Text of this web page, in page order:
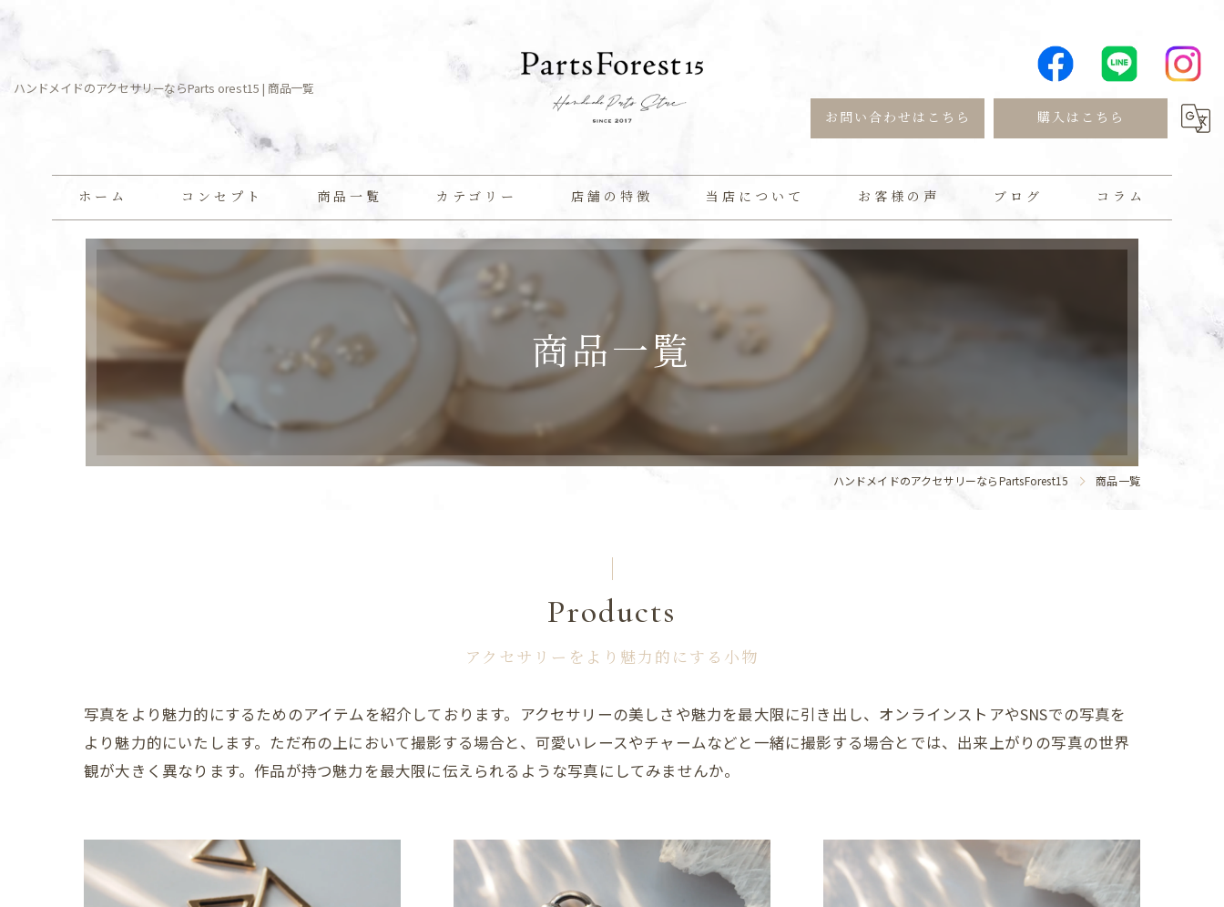
ハンドメイドのアクセサリーならParts orest15 | 商品一覧
お問い合わせはこちら 購入はこちら
ホーム コンセプト 商品一覧 カテゴリー 店舗の特徴
カスタム
セレクトアクセサリー
当店について お客様の声 ブログ コラム
商品一覧
ハンドメイドのアクセサリーならPartsForest15 商品一覧
Products
アクセサリーをより魅力的にする小物
写真をより魅力的にするためのアイテムを紹介しております。アクセサリーの美しさや魅力を最大限に引き出し、オンラインストアやSNSでの写真を
より魅力的にいたします。ただ布の上において撮影する場合と、可愛いレースやチャームなどと一緒に撮影する場合とでは、出来上がりの写真の世界
観が大きく異なります。作品が持つ魅力を最大限に伝えられるような写真にしてみませんか。